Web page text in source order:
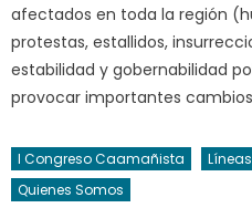
afectados en toda la región
protestas, estallidos,
estabilidad y gobernabilidad
provocar importantes
I Congreso Caamañista
Quienes Somos